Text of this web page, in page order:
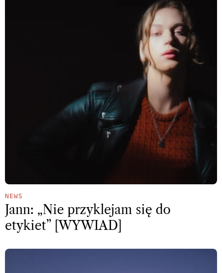
NEWS
Jann: „Nie przyklejam się do
etykiet” [WYWIAD]